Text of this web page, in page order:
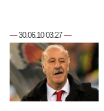
—30.06.10 03:27—